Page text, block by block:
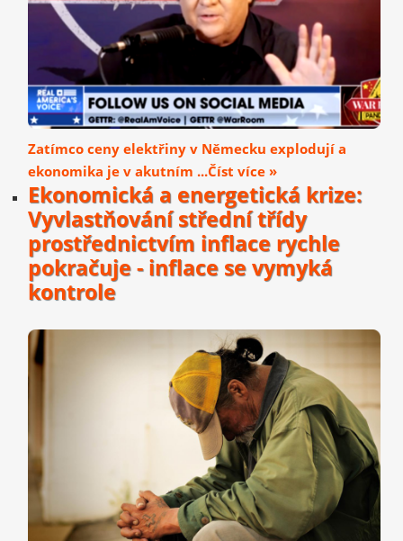
Zatímco ceny elektřiny v Německu explodují a
ekonomika je v akutním ...Číst více »
Ekonomická a energetická krize:
Vyvlastňování střední třídy
prostřednictvím inflace rychle
pokračuje - inflace se vymyká
kontrole